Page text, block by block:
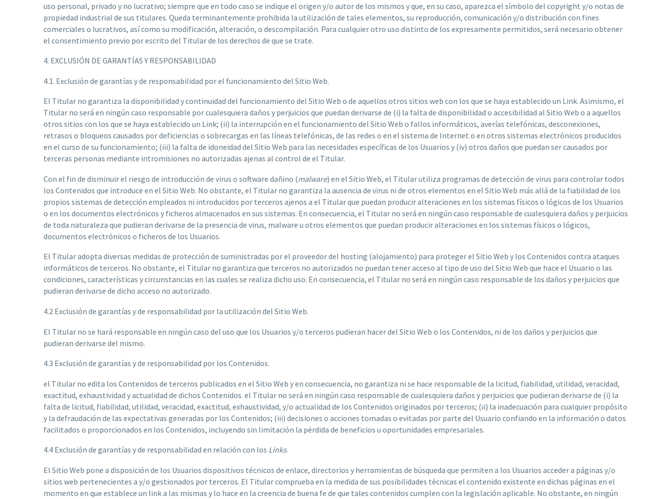
uso personal, privado y no lucrativo; siempre que en todo caso se indique el origen y/o autor de los mismos y que, en su caso, aparezca el símbolo del copyright y/o notas de
propiedad industrial de sus titulares. Queda terminantemente prohibida la utilización de tales elementos, su reproducción, comunicación y/o distribución con fines
comerciales o lucrativos, así como su modificación, alteración, o descompilación. Para cualquier otro uso distinto de los expresamente permitidos, será necesario obtener
el consentimiento previo por escrito del Titular de los derechos de que se trate.
4. EXCLUSIÓN DE GARANTÍAS Y RESPONSABILIDAD
4.1. Exclusión de garantías y de responsabilidad por el funcionamiento del Sitio Web.
El Titular no garantiza la disponibilidad y continuidad del funcionamiento del Sitio Web o de aquellos otros sitios web con los que se haya establecido un Link. Asimismo, el
Titular no será en ningún caso responsable por cualesquiera daños y perjuicios que puedan derivarse de (i) la falta de disponibilidad o accesibilidad al Sitio Web o a aquellos
otros sitios con los que se haya establecido un Link; (ii) la interrupción en el funcionamiento del Sitio Web o fallos informáticos, averías telefónicas, desconexiones,
retrasos o bloqueos causados por deficiencias o sobrecargas en las líneas telefónicas, de las redes o en el sistema de Internet o en otros sistemas electrónicos producidos
en el curso de su funcionamiento; (iii) la falta de idoneidad del Sitio Web para las necesidades específicas de los Usuarios y (iv) otros daños que puedan ser causados por
terceras personas mediante intromisiones no autorizadas ajenas al control de el Titular.
Con el fin de disminuir el riesgo de introducción de virus o software dañino (malware) en el Sitio Web, el Titular utiliza programas de detección de virus para controlar todos
los Contenidos que introduce en el Sitio Web. No obstante, el Titular no garantiza la ausencia de virus ni de otros elementos en el Sitio Web más allá de la fiabilidad de los
propios sistemas de detección empleados ni introducidos por terceros ajenos a el Titular que puedan producir alteraciones en los sistemas físicos o lógicos de los Usuarios
o en los documentos electrónicos y ficheros almacenados en sus sistemas. En consecuencia, el Titular no será en ningún caso responsable de cualesquiera daños y perjuicios
de toda naturaleza que pudieran derivarse de la presencia de virus, malware u otros elementos que puedan producir alteraciones en los sistemas físicos o lógicos,
documentos electrónicos o ficheros de los Usuarios.
El Titular adopta diversas medidas de protección de suministradas por el proveedor del hosting (alojamiento) para proteger el Sitio Web y los Contenidos contra ataques
informáticos de terceros. No obstante, el Titular no garantiza que terceros no autorizados no puedan tener acceso al tipo de uso del Sitio Web que hace el Usuario o las
condiciones, características y circunstancias en las cuales se realiza dicho uso. En consecuencia, el Titular no será en ningún caso responsable de los daños y perjuicios que
pudieran derivarse de dicho acceso no autorizado.
4.2 Exclusión de garantías y de responsabilidad por la utilización del Sitio Web.
El Titular no se hará responsable en ningún caso del uso que los Usuarios y/o terceros pudieran hacer del Sitio Web o los Contenidos, ni de los daños y perjuicios que
pudieran derivarse del mismo.
4.3 Exclusión de garantías y de responsabilidad por los Contenidos.
el Titular no edita los Contenidos de terceros publicados en el Sitio Web y en consecuencia, no garantiza ni se hace responsable de la licitud, fiabilidad, utilidad, veracidad,
exactitud, exhaustividad y actualidad de dichos Contenidos. el Titular no será en ningún caso responsable de cualesquiera daños y perjuicios que pudieran derivarse de (i) la
falta de licitud, fiabilidad, utilidad, veracidad, exactitud, exhaustividad, y/o actualidad de los Contenidos originados por terceros; (ii) la inadecuación para cualquier propósito
y la defraudación de las expectativas generadas por los Contenidos; (iii) decisiones o acciones tomadas o evitadas por parte del Usuario confiando en la información o datos
facilitados o proporcionados en los Contenidos, incluyendo sin limitación la pérdida de beneficios u oportunidades empresariales.
4.4 Exclusión de garantías y de responsabilidad en relación con los Links.
El Sitio Web pone a disposición de los Usuarios dispositivos técnicos de enlace, directorios y herramientas de búsqueda que permiten a los Usuarios acceder a páginas y/o
sitios web pertenecientes a y/o gestionados por terceros. El Titular comprueba en la medida de sus posibilidades técnicas el contenido existente en dichas páginas en el
momento en que establece un link a las mismas y lo hace en la creencia de buena fe de que tales contenidos cumplen con la legislación aplicable. No obstante, en ningún